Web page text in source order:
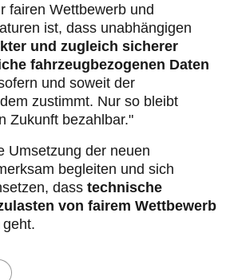
fairen Wettbewerb und
ist, dass unabhängigen
und zugleich sicherer
fahrzeugbezogenen Daten
und soweit der
zustimmt. Nur so bleibt
Zukunft bezahlbar."
Umsetzung der neuen
begleiten und sich
dass technische
von fairem Wettbewerb